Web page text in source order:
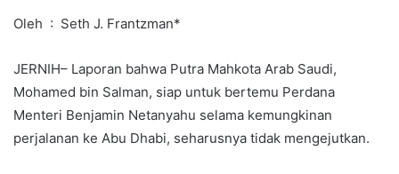
Oleh : Seth J. Frantzman*
JERNIH– Laporan bahwa Putra Mahkota Arab Saudi,
Mohamed bin Salman, siap untuk bertemu Perdana
Menteri Benjamin Netanyahu selama kemungkinan
perjalanan ke Abu Dhabi, seharusnya tidak mengejutkan.